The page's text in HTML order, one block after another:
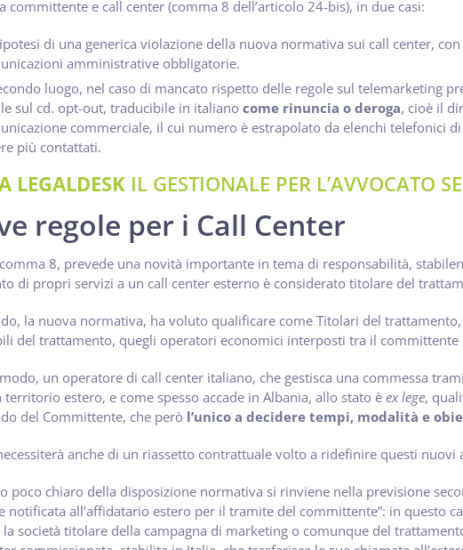
committente e call center (comma 8 dell’articolo 24-bis), in due casi:
di una generica violazione della nuova normativa sui call center,
amministrative obbligatorie.
luogo, nel caso di mancato rispetto delle regole sul telemarketing
sul cd. opt-out, traducibile in italiano come rinuncia o deroga, cioè il
commerciale, il cui numero è estrapolato da elenchi telefonici
più contattati.
LEGALDESK IL GESTIONALE PER L’AVVOCATO
regole per i Call Center
8, prevede una novità importante in tema di responsabilità,
di propri servizi a un call center esterno è considerato titolare del
la nuova normativa, ha voluto qualificare come Titolari del
del trattamento, quegli operatori economici interposti tra il committente
un operatore di call center italiano, che gestisca una commessa
territorio estero, e come spesso accade in Albania, allo stato è ex lege,
del Committente, che però l’unico a decidere tempi, modalità e
anche di un riassetto contrattuale volto a ridefinire questi nuovi
poco chiaro della disposizione normativa si rinviene nella previsione
notificata all’affidatario estero per il tramite del committente”: in questo
società titolare della campagna di marketing o comunque del